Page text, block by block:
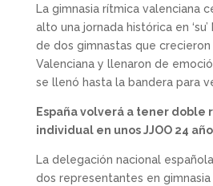
La gimnasia rítmica valenciana
alto una jornada histórica en
de dos gimnastas que crecieron
Valenciana y llenaron de
se llenó hasta la bandera para
España volverá a tener doble
individual en unos JJOO 24
La delegación nacional
dos representantes en